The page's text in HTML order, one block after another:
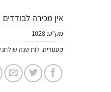
אין מכירה לבודדים
מק"ט:1028
קטגוריה:לוח שנה שולחני